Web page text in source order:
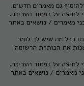
גם מאמרים חדשים.
לחיצה על כפתור העריכה.
מאמרים / נושאים באתר
בכל מה שיש לך לומר
את הכותרת הרשומה
לחיצה על כפתור העריכה.
מאמרים / נושאים באתר